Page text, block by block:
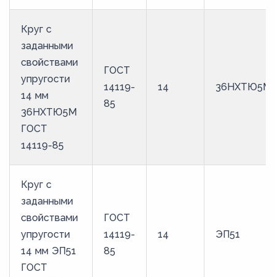
46
47
48
5
50
52
54
5,5
55
58
Круг с
заданными
свойствами
упругости
14 мм
36НХТЮ5М
ГОСТ
14119-85
ГОСТ
14119-
85
14 36НХТЮ5М
Круг с
заданными
свойствами
упругости
14 мм ЭП51
ГОСТ
ГОСТ
14119-
85
14 ЭП51